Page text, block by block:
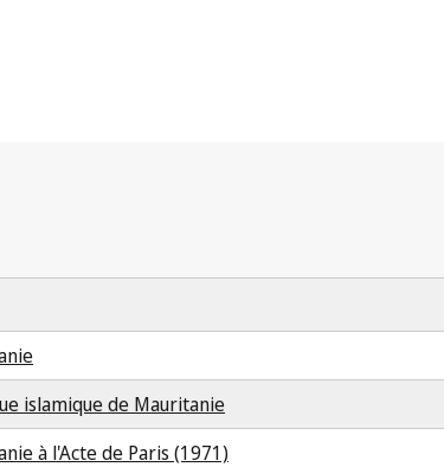
islamique de Mauritanie
à l'Acte de Paris (1971)